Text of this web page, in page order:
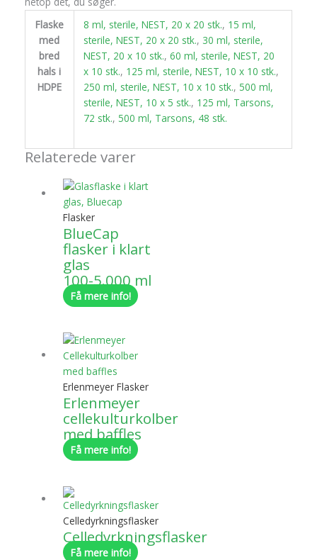
Flaske
med
bred
hals i
HDPE
8 ml, sterile, NEST, 20 x 20 stk., 15 ml,
sterile, NEST, 20 x 20 stk., 30 ml, sterile,
NEST, 20 x 10 stk.,60 ml, sterile, NEST, 20
x 10 stk., 125 ml, sterile, NEST, 10 x 10 stk.,
250 ml, sterile, NEST, 10 x 10 stk., 500 ml,
sterile, NEST, 10 x 5 stk., 125 ml, Tarsons,
72 stk., 500 ml, Tarsons, 48 stk.
Relaterede varer
Flasker
BlueCap
flasker i klart
glas
100-5.000 ml
Få mere info!
Erlenmeyer Flasker
Erlenmeyer
cellekulturkolber
med baffles
Få mere info!
Celledyrkningsflasker
Celledyrkningsflasker
Få mere info!